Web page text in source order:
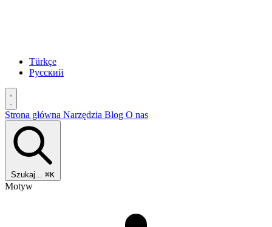
Türkçe
Русский
Strona główna Narzędzia Blog O nas
Szukaj... ⌘K
Motyw